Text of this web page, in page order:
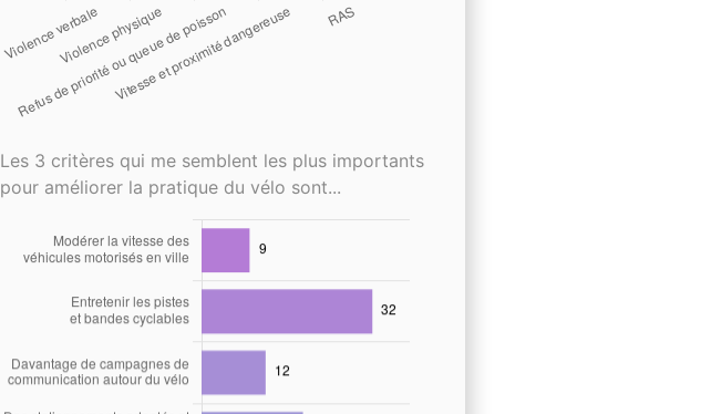
Les 3 critères qui me semblent les plus importants
pour améliorer la pratique du vélo sont...